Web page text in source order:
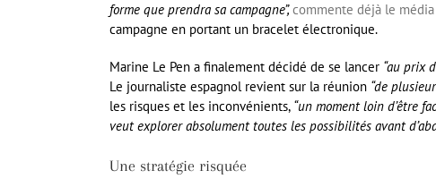
forme que prendra sa campagne”,commente déjà le
campagne en portant un bracelet électronique.
Marine Le Pen a finalement décidé de se lancer “au prix
Le journaliste espagnol revient sur la réunion “de
les risques et les inconvénients, “un moment loin d’être
veut explorer absolument toutes les possibilités avant
Une stratégie risquée